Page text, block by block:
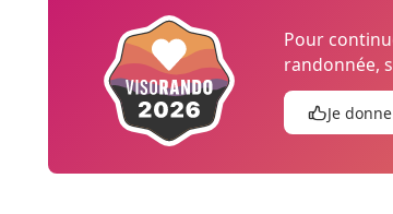
Pour
randonnée,
Je